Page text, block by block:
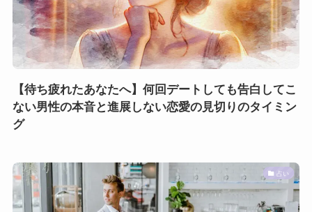
【待ち疲れたあなたへ】何回デートしても告白してこ
ない男性の本音と進展しない恋愛の見切りのタイミン
グ
占い